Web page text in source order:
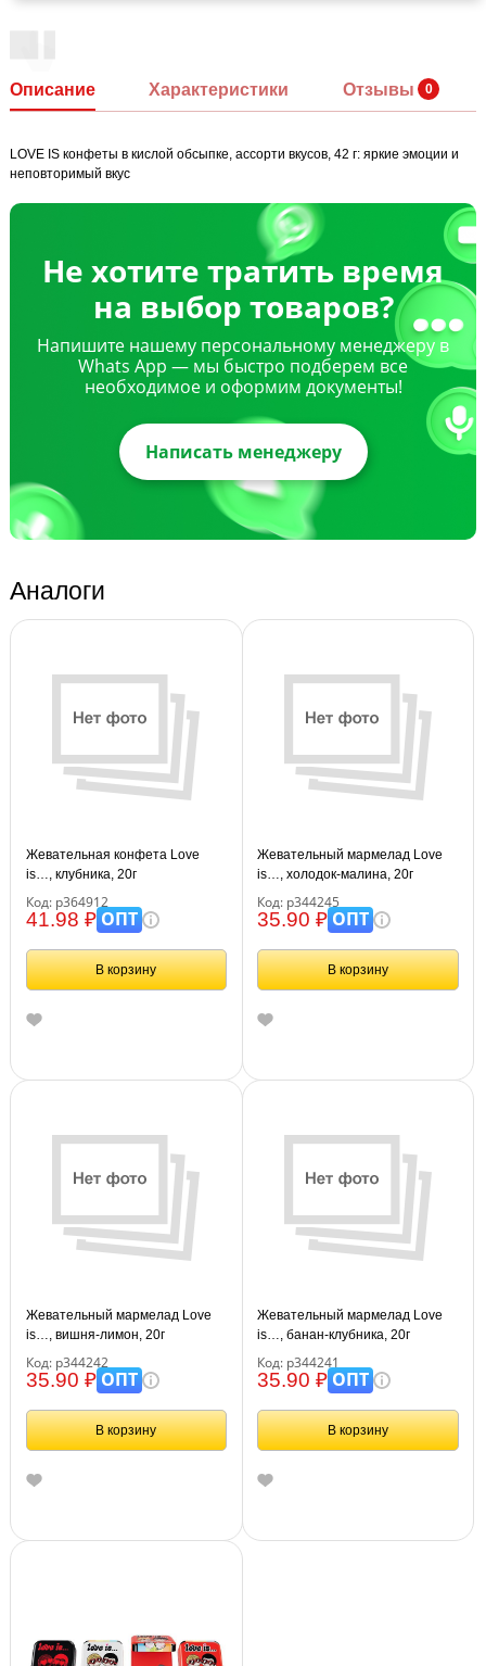
Описание Характеристики Отзывы
LOVE IS конфеты в кислой обсыпке, ассорти вкусов, 42 г: яркие эмоции и
неповторимый вкус
Не хотите тратить время
на выбор товаров?
Напишите нашему персональному менеджеру в
Whats App — мы быстро подберем все
необходимое и оформим документы!
Написать менеджеру
Аналоги
Жевательная конфета Love
is…, клубника, 20г
Код: р364912
41.98 ₽ОПТ
В корзину
Жевательный мармелад Love
is…, холодок-малина, 20г
Код: р344245
35.90 ₽ОПТ
В корзину
Жевательный мармелад Love
is…, вишня-лимон, 20г
Код: р344242
35.90 ₽ОПТ
В корзину
Жевательный мармелад Love
is…, банан-клубника, 20г
Код: р344241
35.90 ₽ОПТ
В корзину